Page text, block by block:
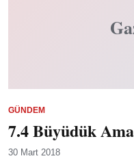
GÜNDEM
7.4 Büyüdük
30 Mart 2018